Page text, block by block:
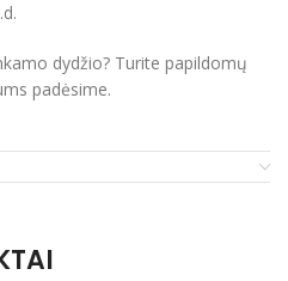
dydžio? Turite papildomų
padėsime.